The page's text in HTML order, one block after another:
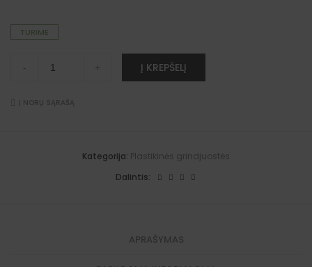
TURIME
"Premium"
ąžuolas)
- + Į KREPŠELĮ
v
Į NORŲ SĄRAŠĄ
Kategorija: Plastikinės grindjuostės
Dalintis:
APRAŠYMAS